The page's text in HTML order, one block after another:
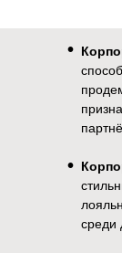
среди
•
•